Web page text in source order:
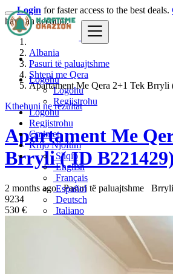
Logohu
Logohu
Regjistrohu
Logohu
Regjistrohu
Çmimet
Krijo Njoftim
Shqip
English
Français
Español
Deutsch
Italiano
Login for faster access to the best deals.
have an account.
Albania
Pasuri të paluajtshme
Shtepi me Qera
Apartament Me Qera 2+1 Tek
Kthehuni ne rezultat
Apartament Me
Brryli ( ID
2 months ago Pasuri të paluajtshme Brryli
9234
530 €